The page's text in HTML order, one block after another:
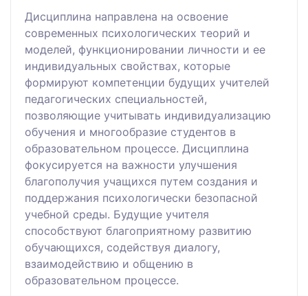
Дисциплина направлена на освоение
современных психологических теорий и
моделей, функционировании личности и ее
индивидуальных свойствах, которые
формируют компетенции будущих учителей
педагогических специальностей,
позволяющие учитывать индивидуализацию
обучения и многообразие студентов в
образовательном процессе. Дисциплина
фокусируется на важности улучшения
благополучия учащихся путем создания и
поддержания психологически безопасной
учебной среды. Будущие учителя
способствуют благоприятному развитию
обучающихся, содействуя диалогу,
взаимодействию и общению в
образовательном процессе.